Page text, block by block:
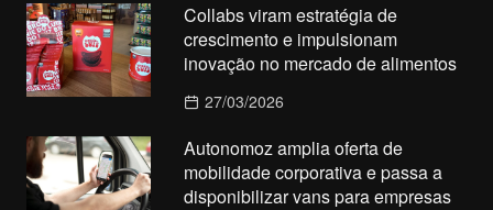
Collabs viram estratégia de
crescimento e impulsionam
inovação no mercado de alimentos
27/03/2026
Autonomoz amplia oferta de
mobilidade corporativa e passa a
disponibilizar vans para empresas